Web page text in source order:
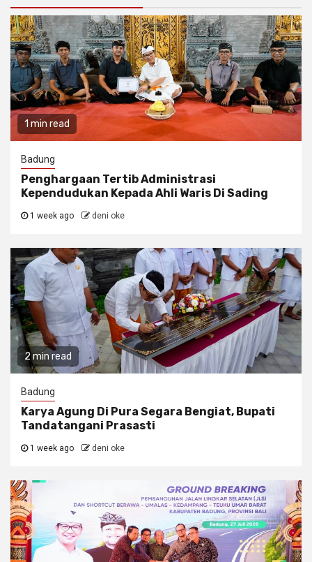
1 min read
Badung
Penghargaan Tertib Administrasi
Kependudukan Kepada Ahli Waris Di Sading
1 week ago deni oke
2 min read
Badung
Karya Agung Di Pura Segara Bengiat, Bupati
Tandatangani Prasasti
1 week ago deni oke